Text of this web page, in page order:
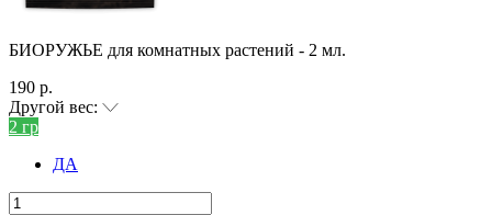
БИОРУЖЬЕ для комнатных растений - 2 мл.
190 р.
Другой вес:
2 гр
ДА